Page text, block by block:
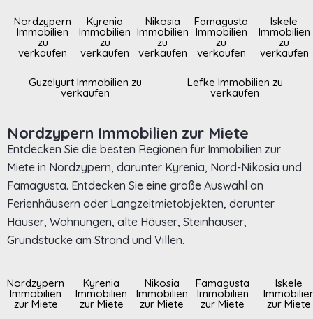
Nordzypern
Immobilien
zu
verkaufen
Kyrenia
Immobilien
zu
verkaufen
Nikosia
Immobilien
zu
verkaufen
Famagusta
Immobilien
zu
verkaufen
Iskele
Immobilien
zu
verkaufen
Guzelyurt Immobilien zu
verkaufen
Lefke Immobilien zu
verkaufen
Nordzypern Immobilien zur Miete
Entdecken Sie die besten Regionen für Immobilien zur
Miete in Nordzypern, darunter Kyrenia, Nord-Nikosia und
Famagusta. Entdecken Sie eine große Auswahl an
Ferienhäusern oder Langzeitmietobjekten, darunter
Häuser, Wohnungen, alte Häuser, Steinhäuser,
Grundstücke am Strand und Villen.
Nordzypern
Immobilien
zur Miete
Kyrenia
Immobilien
zur Miete
Nikosia
Immobilien
zur Miete
Famagusta
Immobilien
zur Miete
Iskele
zur Miete